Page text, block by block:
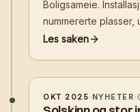
Boligsameie.
nummererte
enkel, sikker og
Les saken
OKT 2025· NYHETER·